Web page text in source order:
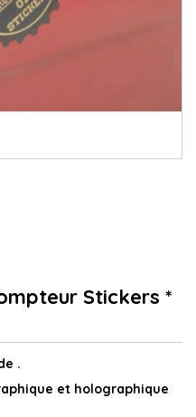
Stickers *
.
et holographique